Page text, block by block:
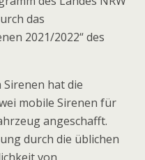
das
2021/2022“ des
hat die
mobile Sirenen für
angeschafft.
durch die üblichen